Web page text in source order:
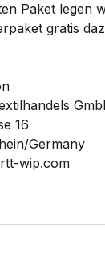
Paket legen
gratis
16
Germany
wip.com